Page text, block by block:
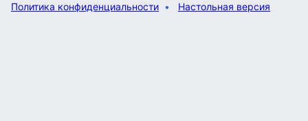
Политика конфиденциальности Настольная версия